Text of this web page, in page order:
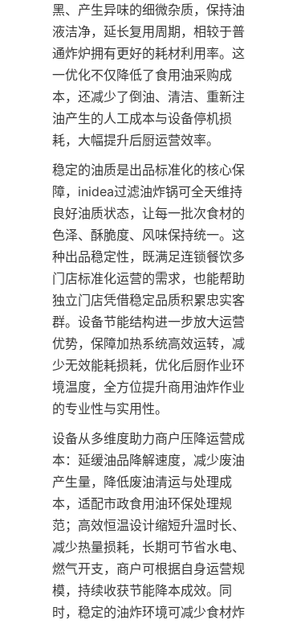
黑、产生异味的细微杂质，保持油
液洁净，延长复用周期，相较于普
通炸炉拥有更好的耗材利用率。这
一优化不仅降低了食用油采购成
本，还减少了倒油、清洁、重新注
油产生的人工成本与设备停机损
耗，大幅提升后厨运营效率。
稳定的油质是出品标准化的核心保
障，inidea过滤油炸锅可全天维持
良好油质状态，让每一批次食材的
色泽、酥脆度、风味保持统一。这
种出品稳定性，既满足连锁餐饮多
门店标准化运营的需求，也能帮助
独立门店凭借稳定品质积累忠实客
群。设备节能结构进一步放大运营
优势，保障加热系统高效运转，减
少无效能耗损耗，优化后厨作业环
境温度，全方位提升商用油炸作业
的专业性与实用性。
设备从多维度助力商户压降运营成
本：延缓油品降解速度，减少废油
产生量，降低废油清运与处理成
本，适配市政食用油环保处理规
范；高效恒温设计缩短升温时长、
减少热量损耗，长期可节省水电、
燃气开支，商户可根据自身运营规
模，持续收获节能降本成效。同
时，稳定的油炸环境可减少食材炸